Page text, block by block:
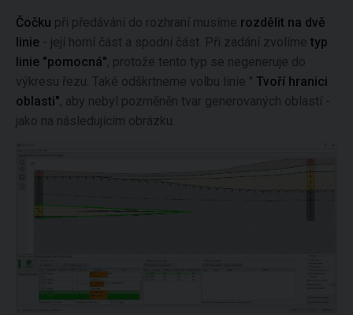
Čočku při předávání do rozhraní musíme rozdělit na dvě
linie - její horní část a spodní část. Při zadání zvolíme typ
linie "pomocná", protože tento typ se negeneruje do
výkresu řezu. Také odškrtneme volbu linie " Tvoří hranici
oblasti", aby nebyl pozměněn tvar generovaných oblastí -
jako na následujícím obrázku.